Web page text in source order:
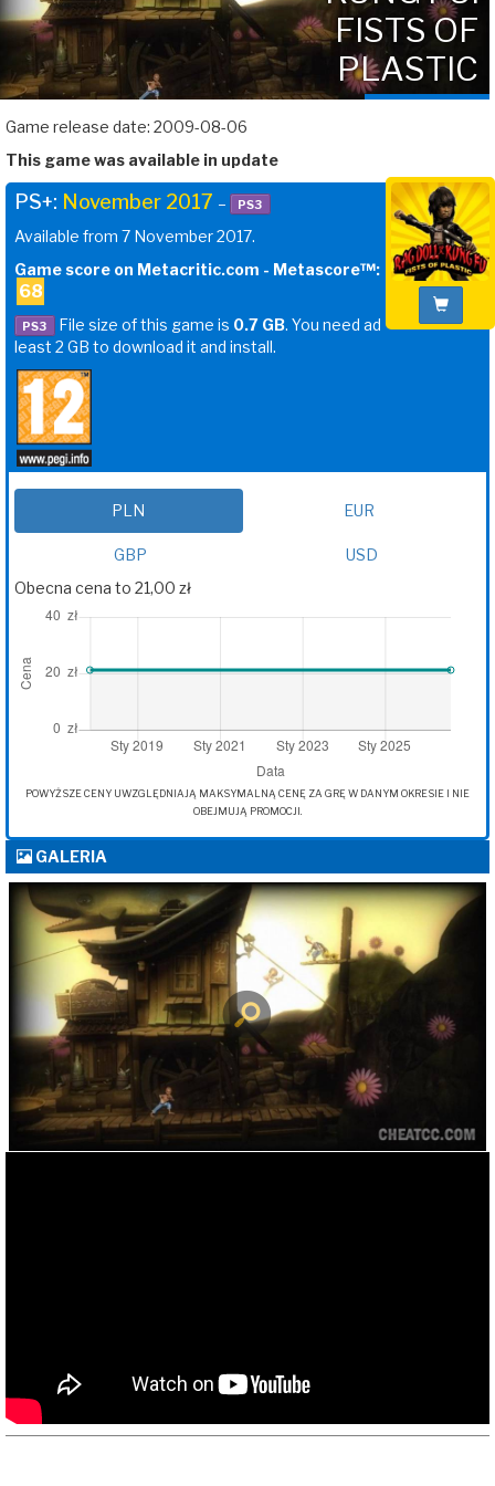
FISTS OF
PLASTIC
Game release date: 2009-08-06
This game was available in update
PS+: November 2017 – PS3
Available from 7 November 2017.
Game score on Metacritic.com - Metascore™:
68
PS3 File size of this game is 0.7 GB. You need ad
least 2 GB to download it and install.
PLN EUR
GBP
USD
Obecna cena to 21,00 zł
POWYŻSZE CENY UWZGLĘDNIAJĄ MAKSYMALNĄ CENĘ ZA GRĘ W DANYM OKRESIE I NIE
OBEJMUJĄ PROMOCJI.
GALERIA